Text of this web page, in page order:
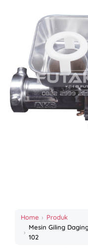
Home
Produk
Mesin Giling
102